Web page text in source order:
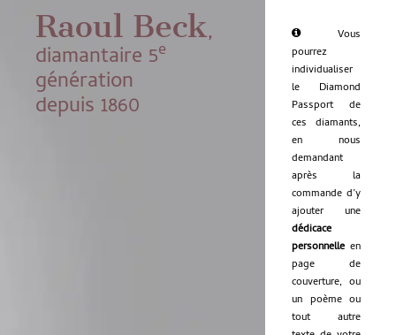
Raoul Beck,
diamantaire 5e
génération
depuis 1860
Vous
pourrez
individualiser
le Diamond
Passport de
ces diamants,
en nous
demandant
après la
commande d’y
ajouter une
dédicace
personnelle en
page de
couverture, ou
un poème ou
tout autre